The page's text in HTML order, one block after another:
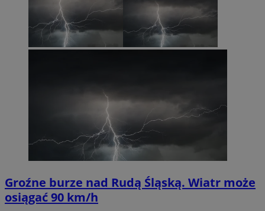
Groźne burze nad Rudą Śląską. Wiatr może
osiągać 90 km/h